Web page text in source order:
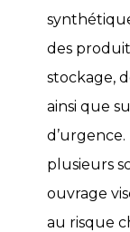
des
stockage,
ainsi que
plusieurs
ouvrage
au risque